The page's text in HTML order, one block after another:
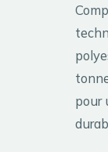
pour